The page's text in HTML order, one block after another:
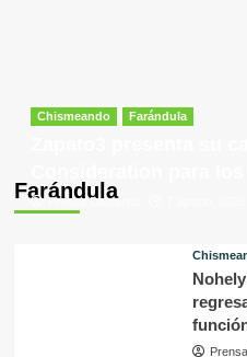
Farándula
Chismeando Farándula
Prensa Dateando